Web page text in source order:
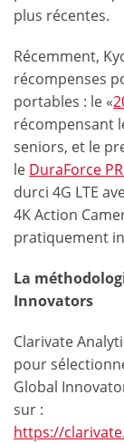
plus
Récemment,
récompenses
portables : le «
récompensant
seniors, et le
le DuraForce
durci 4G LTE
4K Action
pratiquement
La
Innovators
Clarivate
pour
Global
sur :
https://